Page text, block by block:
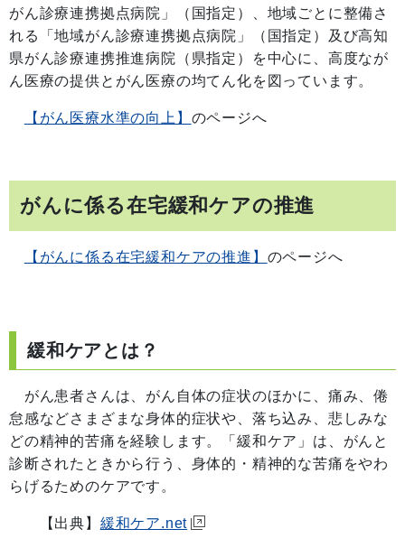
がん診療連携拠点病院」（国指定）、地域ごとに整備さ
れる「地域がん診療連携拠点病院」（国指定）及び高知
県がん診療連携推進病院（県指定）を中心に、高度なが
ん医療の提供とがん医療の均てん化を図っています。
【がん医療水準の向上】 のページへ
がんに係る在宅緩和ケアの推進
【がんに係る在宅緩和ケアの推進】 のページへ
緩和ケアとは？
がん患者さんは、がん自体の症状のほかに、痛み、倦
怠感などさまざまな身体的症状や、落ち込み、悲しみな
どの精神的苦痛を経験します。「緩和ケア」は、がんと
診断されたときから行う、身体的・精神的な苦痛をやわ
らげるためのケアです。
【出典】 緩和ケア.net